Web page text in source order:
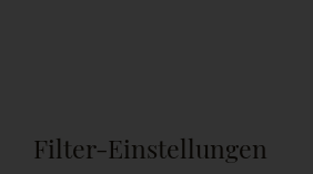
Filter-Einstellungen